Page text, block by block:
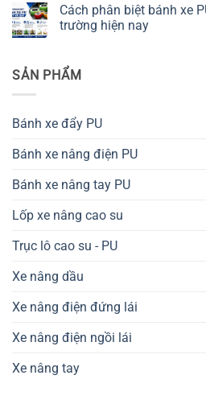
ở
điểm
nào?
su
cứng
trong
tải
trọng
sử
dụng
an
hàng
phận
thu
mua
nhận
mẫu
PU
trước
đặt
không?
bình
luận
ở
kỹ
thuật:
su
bị
tâm
sau
mới
–
nhân
từ
và
ai
trách
nhiệm?
Cách phân biệt bánh xe
trường hiện nay
bình
luận
biệt
bánh
PU
thật
giả
trên
trường
hiện
SẢN PHẨM
Bánh xe đẩy PU
Bánh xe nâng điện PU
Bánh xe nâng tay PU
Lốp xe nâng cao su
Trục lô cao su - PU
Xe nâng dầu
Xe nâng điện đứng lái
Xe nâng điện ngồi lái
Xe nâng tay